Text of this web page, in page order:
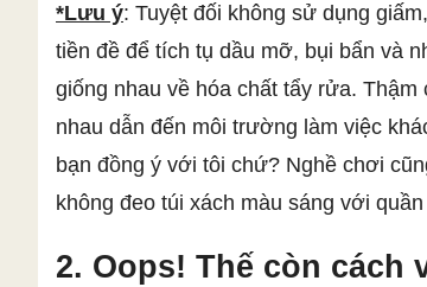
*Lưu ý: Tuyệt đối không sử dụng
tiền đề để tích tụ dầu mỡ, bụi bẩn và
giống nhau về hóa chất tẩy rửa.
nhau dẫn đến môi trường làm việc
bạn đồng ý với tôi chứ? Nghề chơi
không đeo túi xách màu sáng với
2. Oops! Thế còn cách